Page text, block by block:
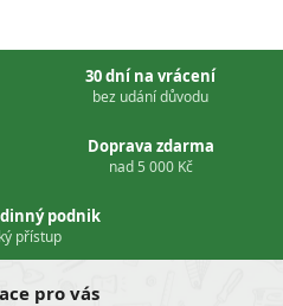
30 dní na vrácení
bez udání důvodu
Doprava zdarma
nad 5 000 Kč
podnik
přístup
pro vás